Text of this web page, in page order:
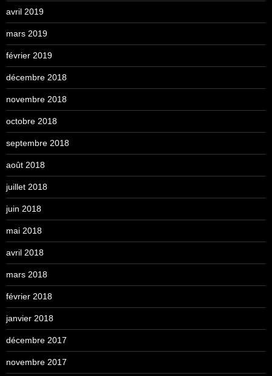
avril 2019
mars 2019
février 2019
décembre 2018
novembre 2018
octobre 2018
septembre 2018
août 2018
juillet 2018
juin 2018
mai 2018
avril 2018
mars 2018
février 2018
janvier 2018
décembre 2017
novembre 2017